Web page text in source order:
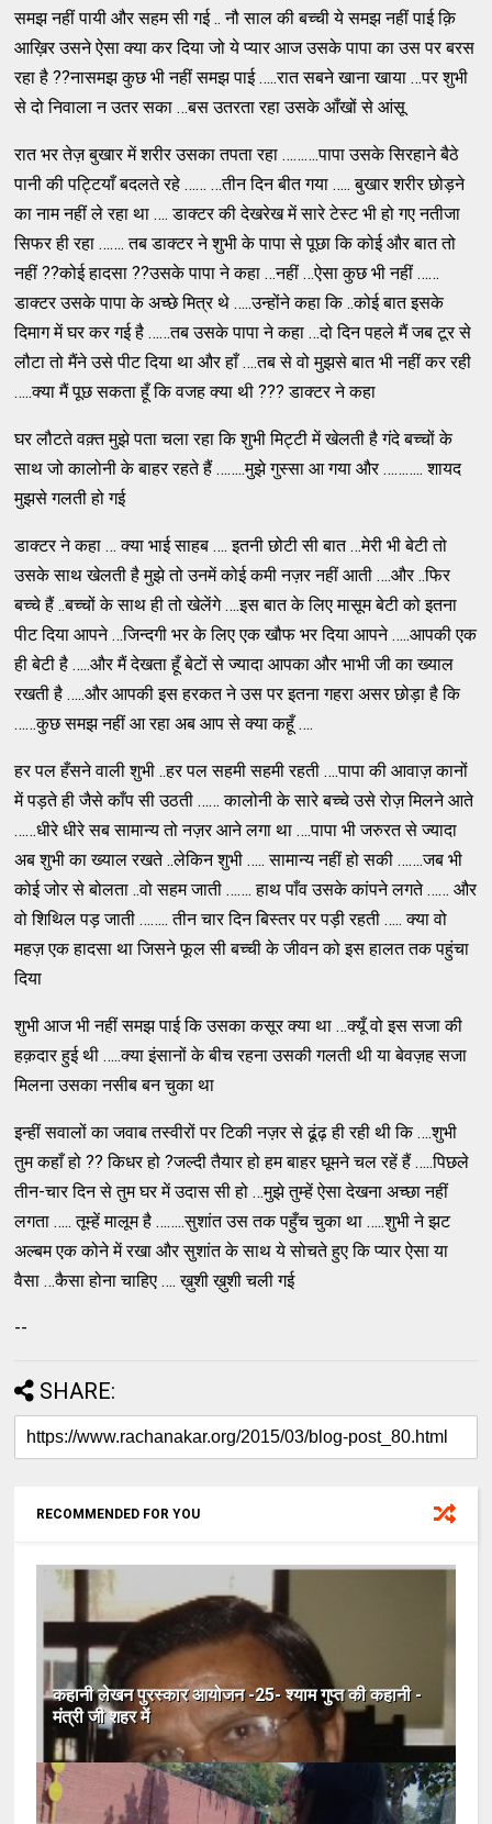
समझ नहीं पायी और सहम सी गई .. नौ साल की बच्ची ये समझ नहीं पाई क़ि
आख़िर उसने ऐसा क्या कर दिया जो ये प्यार आज उसके पापा का उस पर बरस
रहा है ??नासमझ कुछ भी नहीं समझ पाई …..रात सबने खाना खाया …पर शुभी
से दो निवाला न उतर सका …बस उतरता रहा उसके आँखों से आंसू
रात भर तेज़ बुखार में शरीर उसका तपता रहा ……….पापा उसके सिरहाने बैठे
पानी की पट्टियाँ बदलते रहे …… …तीन दिन बीत गया ….. बुखार शरीर छोड़ने
का नाम नहीं ले रहा था …. डाक्टर की देखरेख में सारे टेस्ट भी हो गए नतीजा
सिफर ही रहा ……. तब डाक्टर ने शुभी के पापा से पूछा कि कोई और बात तो
नहीं ??कोई हादसा ??उसके पापा ने कहा …नहीं …ऐसा कुछ भी नहीं ……
डाक्टर उसके पापा के अच्छे मित्र थे …..उन्होंने कहा कि ..कोई बात इसके
दिमाग में घर कर गई है ……तब उसके पापा ने कहा …दो दिन पहले मैं जब टूर से
लौटा तो मैंने उसे पीट दिया था और हाँ ….तब से वो मुझसे बात भी नहीं कर रही
…..क्या मैं पूछ सकता हूँ कि वजह क्या थी ??? डाक्टर ने कहा
घर लौटते वक़्त मुझे पता चला रहा कि शुभी मिट्टी में खेलती है गंदे बच्चों के
साथ जो कालोनी के बाहर रहते हैं ……..मुझे गुस्सा आ गया और ……….. शायद
मुझसे गलती हो गई
डाक्टर ने कहा … क्या भाई साहब …. इतनी छोटी सी बात …मेरी भी बेटी तो
उसके साथ खेलती है मुझे तो उनमें कोई कमी नज़र नहीं आती ….और ..फिर
बच्चे हैं ..बच्चों के साथ ही तो खेलेंगे ….इस बात के लिए मासूम बेटी को इतना
पीट दिया आपने …जिन्दगी भर के लिए एक खौफ भर दिया आपने …..आपकी एक
ही बेटी है …..और मैं देखता हूँ बेटों से ज्यादा आपका और भाभी जी का ख्याल
रखती है …..और आपकी इस हरकत ने उस पर इतना गहरा असर छोड़ा है कि
……कुछ समझ नहीं आ रहा अब आप से क्या कहूँ ….
हर पल हँसने वाली शुभी ..हर पल सहमी सहमी रहती ….पापा की आवाज़ कानों
में पड़ते ही जैसे काँप सी उठती …… कालोनी के सारे बच्चे उसे रोज़ मिलने आते
……धीरे धीरे सब सामान्य तो नज़र आने लगा था ….पापा भी जरुरत से ज्यादा
अब शुभी का ख्याल रखते ..लेकिन शुभी ….. सामान्य नहीं हो सकी …….जब भी
कोई जोर से बोलता ..वो सहम जाती ……. हाथ पाँव उसके कांपने लगते …… और
वो शिथिल पड़ जाती …….. तीन चार दिन बिस्तर पर पड़ी रहती ….. क्या वो
महज़ एक हादसा था जिसने फूल सी बच्ची के जीवन को इस हालत तक पहुंचा
दिया
शुभी आज भी नहीं समझ पाई कि उसका कसूर क्या था …क्यूँ वो इस सजा की
हक़दार हुई थी …..क्या इंसानों के बीच रहना उसकी गलती थी या बेवज़ह सजा
मिलना उसका नसीब बन चुका था
इन्हीं सवालों का जवाब तस्वीरों पर टिकी नज़र से ढूंढ़ ही रही थी कि ….शुभी
तुम कहाँ हो ?? किधर हो ?जल्दी तैयार हो हम बाहर घूमने चल रहें हैं …..पिछले
तीन-चार दिन से तुम घर में उदास सी हो …मुझे तुम्हें ऐसा देखना अच्छा नहीं
लगता ….. तूम्हें मालूम है ……..सुशांत उस तक पहुँच चुका था …..शुभी ने झट
अल्बम एक कोने में रखा और सुशांत के साथ ये सोचते हुए कि प्यार ऐसा या
वैसा …कैसा होना चाहिए …. ख़ुशी ख़ुशी चली गई
--
SHARE:
RECOMMENDED FOR YOU
कहानी लेखन पुरस्कार आयोजन -25- श्याम गुप्त की कहानी -
मंत्री जी शहर में